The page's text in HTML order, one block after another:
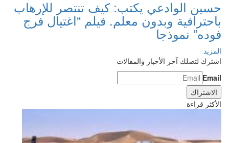
حسين الوادعي يكتب: كيف تنتصر للإرهاب
باحترافية وبدون معلم. فيلم “اغتيال فرج
فوده” نموذجا
المزيد
اشترك لتصلك آخر الأخبار والمقالات
Email
الأكثر قراءة